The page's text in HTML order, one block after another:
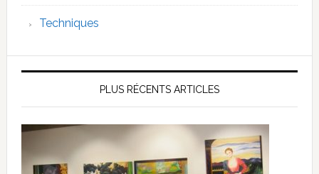
Techniques
PLUS RÉCENTS ARTICLES